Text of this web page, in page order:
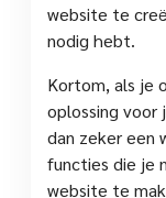
website te
nodig hebt.
Kortom, als je
oplossing voor
dan zeker een
functies die je
website te